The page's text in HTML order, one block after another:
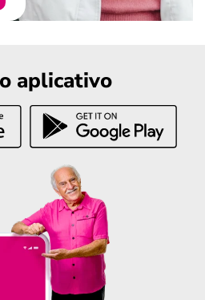
aplicativo